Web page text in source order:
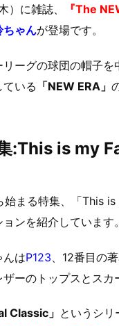
）に雑誌、 『The
ちゃんが登場です。
リーグの球団の帽子
ている 「NEW ERA」
:This is my
始まる特集、 「This
ンを紹介しています。
んはP123 、12番目の
ザーのトップスとスカ
Classic」 というシ